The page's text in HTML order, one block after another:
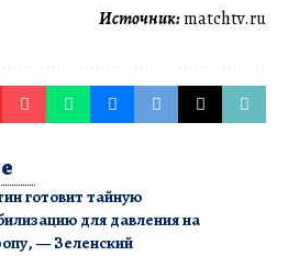
Источник:matchtv.ru
готовит тайную
для давления на
— Зеленский